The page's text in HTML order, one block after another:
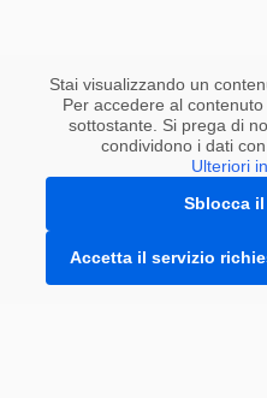
Stai visualizzando un
Per accedere al
sottostante. Si prega di
condividono i dati
Ulteriori
Sblocca
Accetta il servizio